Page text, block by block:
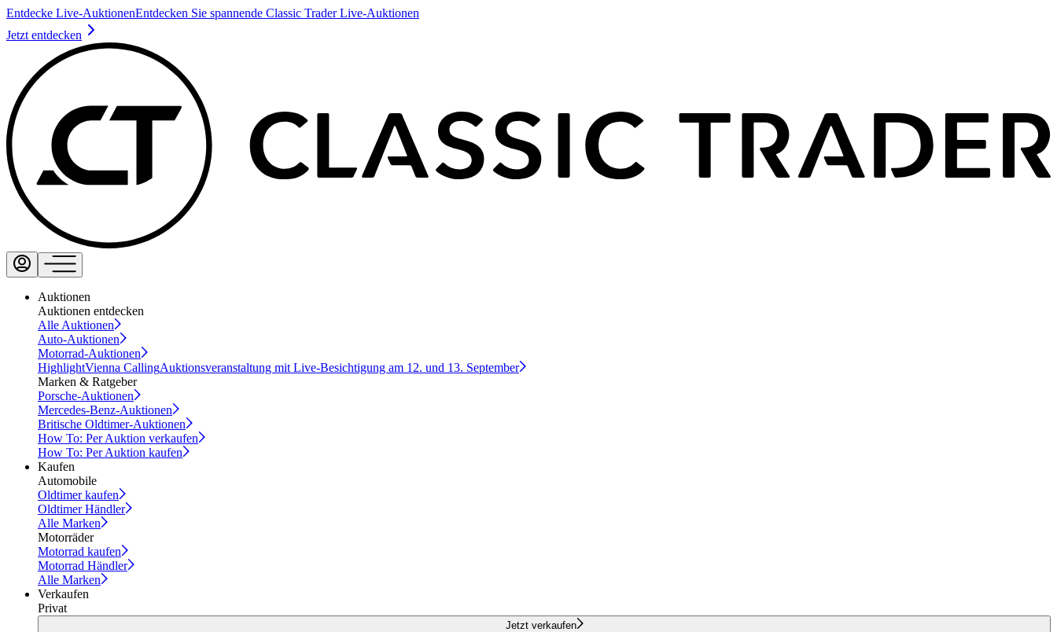
Entdecke Live-AuktionenEntdecken Sie spannende Classic Trader Live-Auktionen
Jetzt entdecken
Auktionen
Auktionen entdecken
Alle Auktionen
Auto-Auktionen
Motorrad-Auktionen
HighlightVienna CallingAuktionsveranstaltung mit Live-Besichtigung am 12. und 13. September
Marken & Ratgeber
Porsche-Auktionen
Mercedes-Benz-Auktionen
Britische Oldtimer-Auktionen
How To: Per Auktion verkaufen
How To: Per Auktion kaufen
Kaufen
Automobile
Oldtimer kaufen
Oldtimer Händler
Alle Marken
Motorräder
Motorrad kaufen
Motorrad Händler
Alle Marken
Verkaufen
Privat
Jetzt verkaufen